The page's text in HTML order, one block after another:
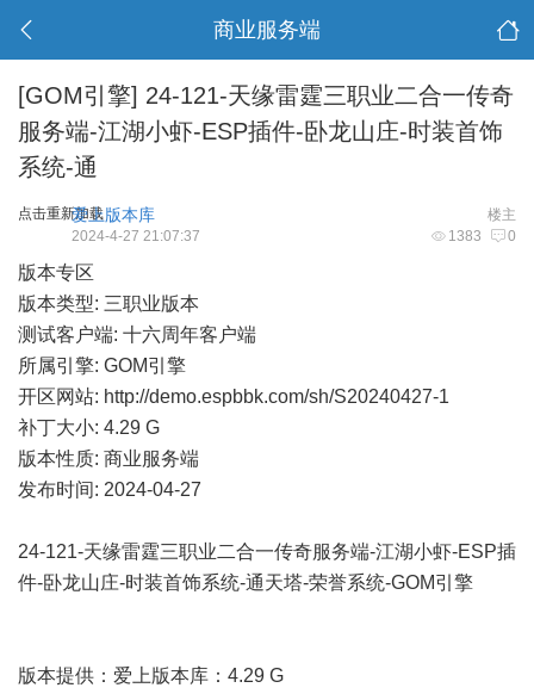
商业服务端
[GOM引擎] 24-121-天缘雷霆三职业二合一传奇
服务端-江湖小虾-ESP插件-卧龙山庄-时装首饰
系统-通
点击重新加载 楼主
爱上版本库
1383 0
2024-4-27 21:07:37
版本专区
版本类型: 三职业版本
测试客户端: 十六周年客户端
所属引擎: GOM引擎
开区网站: http://demo.espbbk.com/sh/S20240427-1
补丁大小: 4.29 G
版本性质: 商业服务端
发布时间: 2024-04-27
24-121-天缘雷霆三职业二合一传奇服务端-江湖小虾-ESP插
件-卧龙山庄-时装首饰系统-通天塔-荣誉系统-GOM引擎
版本提供：爱上版本库：4.29 G